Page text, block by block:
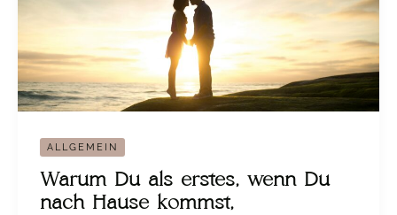
ALLGEMEIN
Warum Du als erstes, wenn Du
nach Hause kommst,
Hause
staubsaugst…..